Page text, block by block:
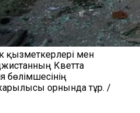
қызметкерлері мен
Кветта
бөлімшесінің
орнында тұр. /